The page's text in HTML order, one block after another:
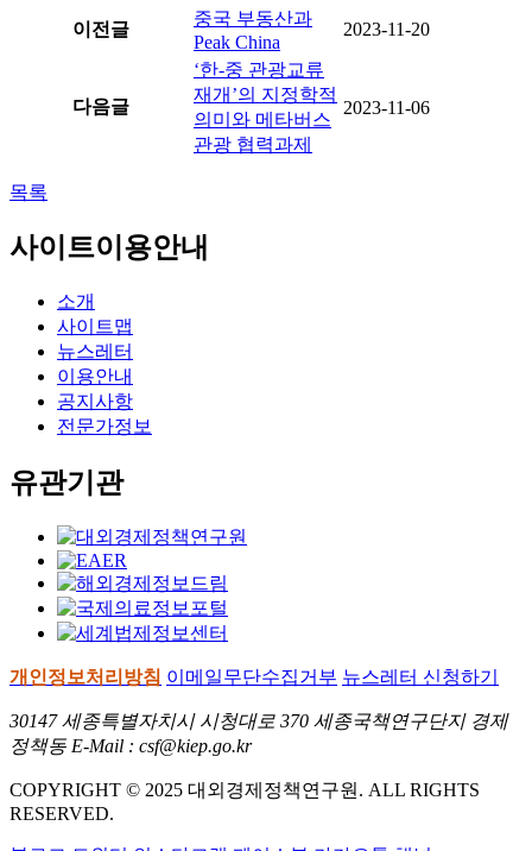
이전글
중국 부동산과
Peak China
2023-11-20
다음글
‘한-중 관광교류
재개’의 지정학적
의미와 메타버스
관광 협력과제
2023-11-06
목록
사이트이용안내
소개
사이트맵
뉴스레터
이용안내
공지사항
전문가정보
유관기관
개인정보처리방침 이메일무단수집거부 뉴스레터 신청하기
30147 세종특별자치시 시청대로 370 세종국책연구단지 경제
정책동 E-Mail : csf@kiep.go.kr
COPYRIGHT © 2025 대외경제정책연구원. ALL RIGHTS
RESERVED.